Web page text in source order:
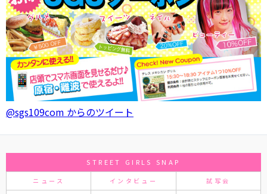
@sgs109com からのツイート
STREET GIRLS SNAP
ニュース インタビュー 試写会